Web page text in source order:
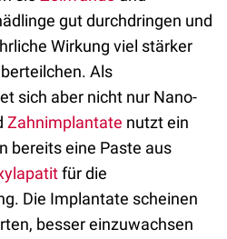
gut durchdringen und
Wirkung viel stärker
Als
sich aber nicht nur Nano-
Zahnimplantate nutzt ein
bereits eine Paste aus
für die
Die Implantate scheinen
besser einzuwachsen